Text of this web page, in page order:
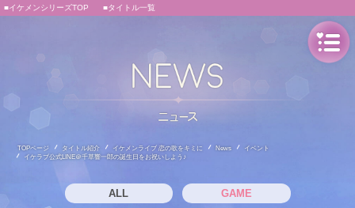
■イケメンシリーズTOP ■タイトル一覧
TOPページ タイトル紹介 イケメンライブ 恋の歌をキミに News
イベント
イケラブ公式LINE＠千草響一郎の誕生日をお祝いしよう♪
ALL GAME